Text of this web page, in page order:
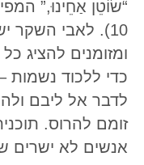
“שׂוֹטֵן אַחֵינוּ,”
10). לאבי השקר
ומזומנים להציג
כדי ללכוד נשמות
לדבר אל ליבם
זומם להרוס.
אנשים לא ישרים